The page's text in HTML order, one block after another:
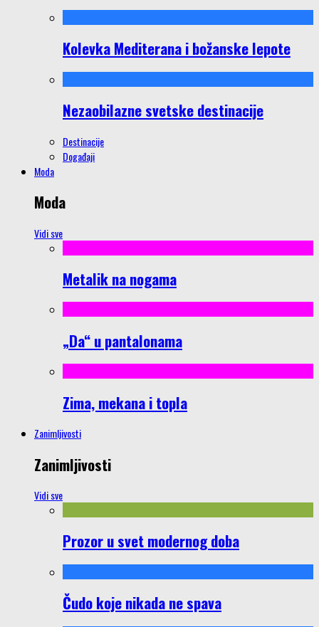
Kolevka Mediterana i božanske lepote
Nezaobilazne svetske destinacije
Destinacije
Događaji
Moda
Moda
Vidi sve
Metalik na nogama
„Da“ u pantalonama
Zima, mekana i topla
Zanimljivosti
Zanimljivosti
Vidi sve
Prozor u svet modernog doba
Čudo koje nikada ne spava